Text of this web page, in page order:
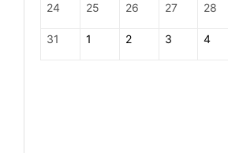
24 25 26 27 28
31 1 2 3 4